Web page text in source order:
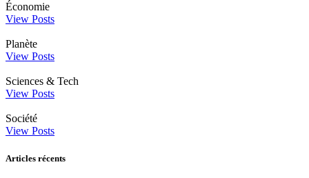
Économie
View Posts
Planète
View Posts
Sciences & Tech
View Posts
Société
View Posts
Articles récents